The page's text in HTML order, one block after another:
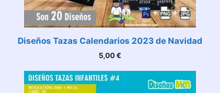
Diseños Tazas Calendarios 2023 de Navidad
5,00€